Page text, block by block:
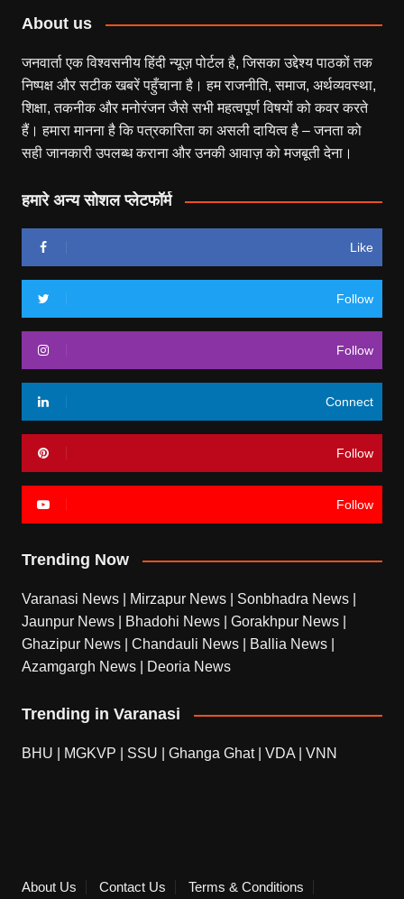
About us
जनवार्ता एक विश्वसनीय हिंदी न्यूज़ पोर्टल है, जिसका उद्देश्य पाठकों तक
निष्पक्ष और सटीक खबरें पहुँचाना है। हम राजनीति, समाज, अर्थव्यवस्था,
शिक्षा, तकनीक और मनोरंजन जैसे सभी महत्वपूर्ण विषयों को कवर करते
हैं। हमारा मानना है कि पत्रकारिता का असली दायित्व है – जनता को
सही जानकारी उपलब्ध कराना और उनकी आवाज़ को मजबूती देना।
हमारे अन्य सोशल प्लेटफॉर्म
Like
Follow
Follow
Connect
Follow
Follow
Trending Now
Varanasi News Mirzapur News Sonbhadra News
Jaunpur News
Bhadohi News Gorakhpur News
Ghazipur News
Chandauli News Ballia News
Azamgargh News
Deoria News
Trending in Varanasi
BHU MGKVP SSU Ghanga Ghat| VDA VNN
About Us Contact Us Terms & Conditions